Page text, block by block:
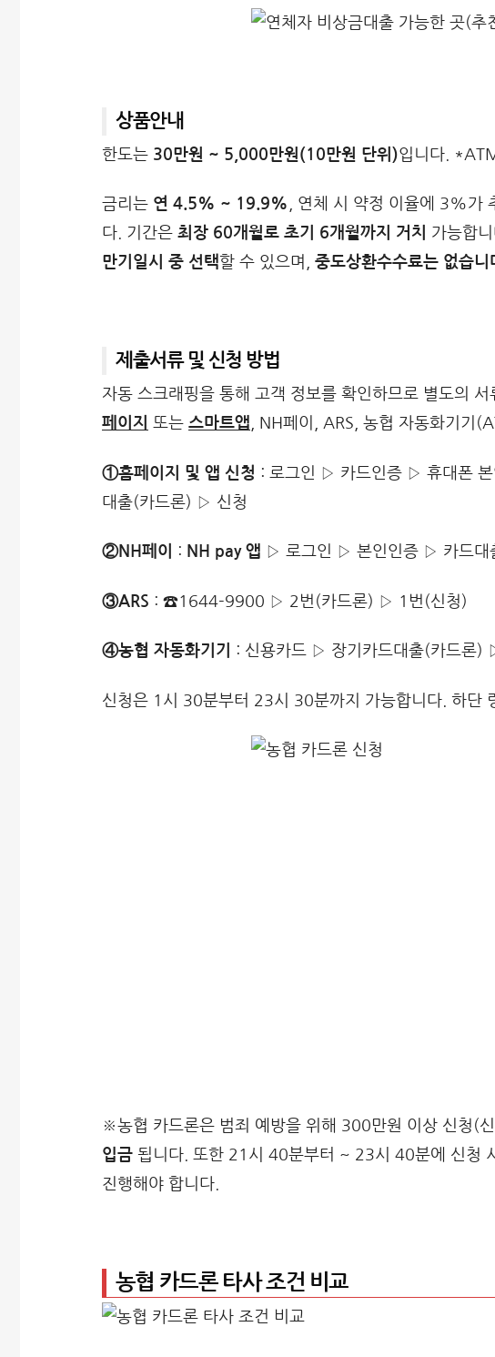
상품안내
한도는 30만원 ~ 5,000만원(10만원 단위)입니다.
금리는 연 4.5% ~ 19.9%
, 연체 시 약정 이율에 3%가
다. 기간은 최장 60개월로 초기 6개월까지 거치 가능합
만기일시 중 선택할 수 있으며, 중도상환수수료는 없습니
제출서류 및 신청 방법
자동 스크래핑을 통해 고객 정보를 확인하므로 별도의
페이지 또는 스마트앱 , NH페이, ARS, 농협 자동화기기
①홈페이지 및 앱 신청 : 로그인 ▷ 카드인증 ▷ 휴대폰 본
대출(카드론) ▷ 신청
②NH페이 : NH pay 앱 ▷ 로그인 ▷ 본인인증 ▷ 카드대
③ARS : ☎1644-9900 ▷ 2번(카드론) ▷ 1번(신청)
④농협 자동화기기 : 신용카드 ▷ 장기카드대출(카드론)
신청은 1시 30분부터 23시 30분까지 가능합니다. 하단
※농협 카드론은 범죄 예방을 위해 300만원 이상 신청(
입금 됩니다. 또한 21시 40분부터 ~ 23시 40분에 신청
진행해야 합니다.
농협 카드론 타사 조건 비교